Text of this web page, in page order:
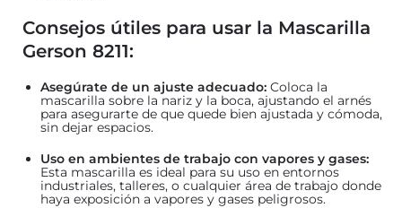
Consejos útiles para usar la Mascarilla
Gerson 8211:
Asegúrate de un ajuste adecuado: Coloca la
mascarilla sobre la nariz y la boca, ajustando el arnés
para asegurarte de que quede bien ajustada y cómoda,
sin dejar espacios.
Uso en ambientes de trabajo con vapores y gases:
Esta mascarilla es ideal para su uso en entornos
industriales, talleres, o cualquier área de trabajo donde
haya exposición a vapores y gases peligrosos.